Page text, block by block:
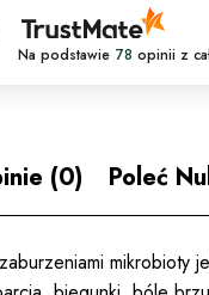
Na podstawie 78 opinii z
(0) Poleć
mikrobioty